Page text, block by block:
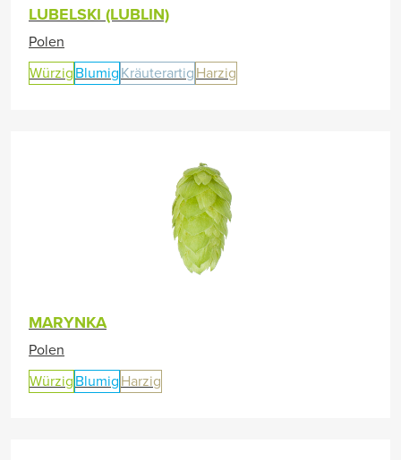
LUBELSKI (LUBLIN)
Polen
Würzig Blumig Kräuterartig Harzig
MARYNKA
Polen
Würzig Blumig Harzig